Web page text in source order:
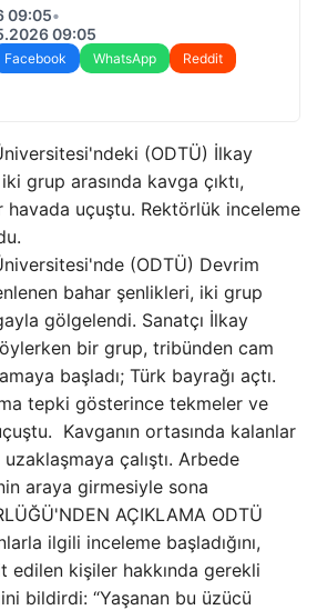
09:05•
09:05
Facebook WhatsApp
Reddit
(ODTÜ) İlkay
grup arasında kavga çıktı,
uçuştu. Rektörlük inceleme
(ODTÜ) Devrim
bahar şenlikleri, iki grup
gölgelendi. Sanatçı İlkay
bir grup, tribünden cam
başladı; Türk bayrağı açtı.
tepki gösterince tekmeler ve
Kavganın ortasında kalanlar
çalıştı. Arbede
araya girmesiyle sona
AÇIKLAMA ODTÜ
ilgili inceleme başladığını,
edilen kişiler hakkında gerekli
bildirdi: “Yaşanan bu üzücü